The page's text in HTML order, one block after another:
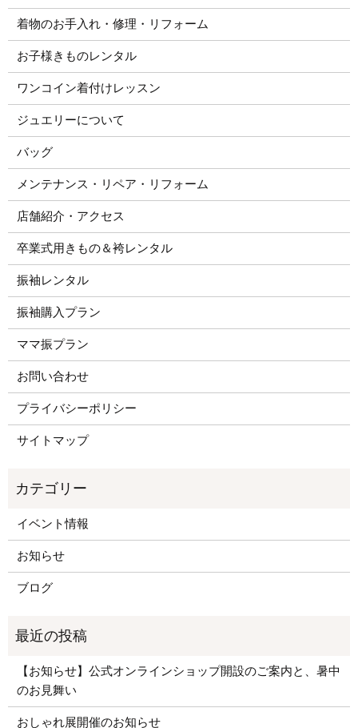
着物のお手入れ・修理・リフォーム
お子様きものレンタル
ワンコイン着付けレッスン
ジュエリーについて
バッグ
メンテナンス・リペア・リフォーム
店舗紹介・アクセス
卒業式用きもの＆袴レンタル
振袖レンタル
振袖購入プラン
ママ振プラン
お問い合わせ
プライバシーポリシー
サイトマップ
イベント情報
お知らせ
ブログ
【お知らせ】公式オンラインショップ開設のご案内と、暑中
のお見舞い
おしゃれ展開催のお知らせ